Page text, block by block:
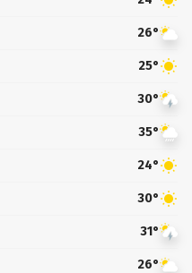
26°
25°
30°
35°
24°
30°
31°
26°